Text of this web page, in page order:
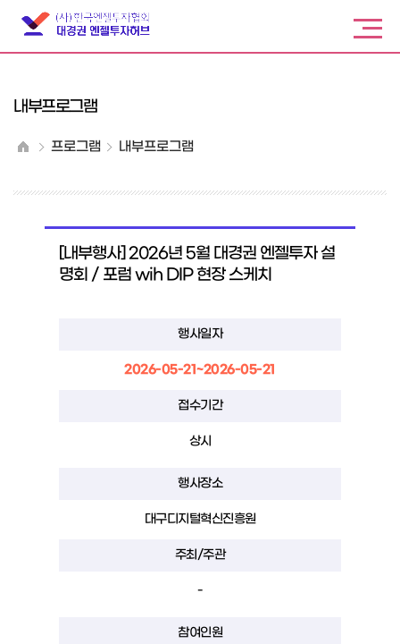
내부프로그램
프로그램 내부프로그램
[내부행사] 2026년 5월 대경권 엔젤투자 설
명회 / 포럼 wih DIP 현장 스케치
행사일자
2026-05-21~2026-05-21
접수기간
상시
행사장소
대구디지털혁신진흥원
주최/주관
-
참여인원